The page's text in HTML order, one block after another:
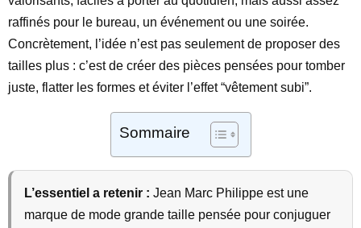
raffinés pour le bureau, un événement ou une soirée.
Concrètement, l’idée n’est pas seulement de proposer des
tailles plus : c’est de créer des pièces pensées pour tomber
juste, flatter les formes et éviter l’effet “vêtement subi”.
Sommaire
L’essentiel a retenir : Jean Marc Philippe est une
marque de mode grande taille pensée pour conjuguer